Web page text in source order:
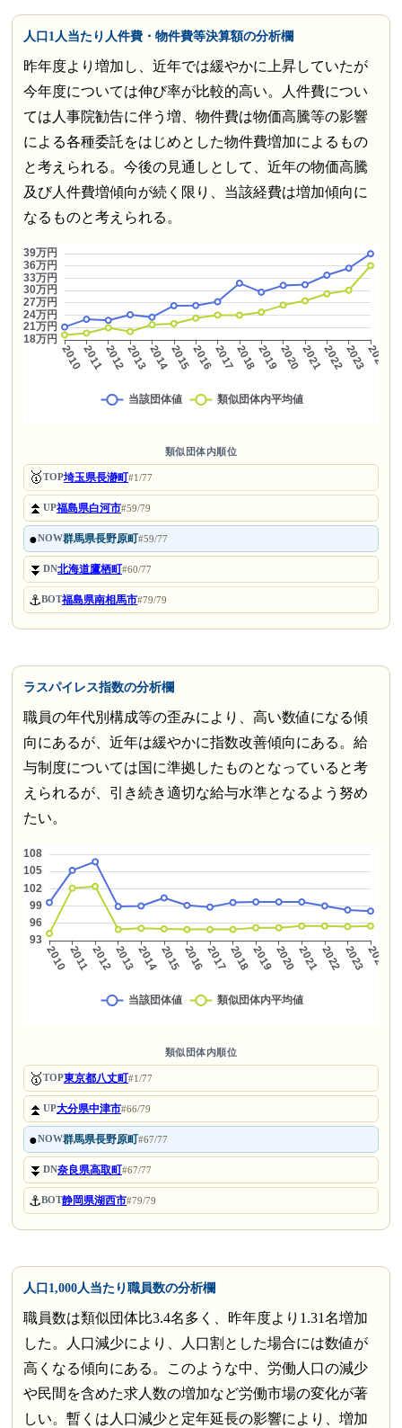
人口1人当たり人件費・物件費等決算額の分析欄
昨年度より増加し、近年では緩やかに上昇していたが
今年度については伸び率が比較的高い。人件費につい
ては人事院勧告に伴う増、物件費は物価高騰等の影響
による各種委託をはじめとした物件費増加によるもの
と考えられる。今後の見通しとして、近年の物価高騰
及び人件費増傾向が続く限り、当該経費は増加傾向に
なるものと考えられる。
類似団体内順位
🥇TOP埼玉県長瀞町#1/77
⏫UP福島県白河市#59/79
●NOW群馬県長野原町#59/77
⏬DN北海道鷹栖町#60/77
⚓BOT福島県南相馬市#79/79
ラスパイレス指数の分析欄
職員の年代別構成等の歪みにより、高い数値になる傾
向にあるが、近年は緩やかに指数改善傾向にある。給
与制度については国に準拠したものとなっていると考
えられるが、引き続き適切な給与水準となるよう努め
たい。
類似団体内順位
🥇TOP東京都八丈町#1/77
⏫UP大分県中津市#66/79
●NOW群馬県長野原町#67/77
⏬DN奈良県高取町#67/77
⚓BOT静岡県湖西市#79/79
人口1,000人当たり職員数の分析欄
職員数は類似団体比3.4名多く、昨年度より1.31名増加
した。人口減少により、人口割とした場合には数値が
高くなる傾向にある。このような中、労働人口の減少
や民間を含めた求人数の増加など労働市場の変化が著
しい。暫くは人口減少と定年延長の影響により、増加